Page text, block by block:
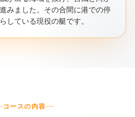
みました。その合間に港での停
している現役の艇です。
コースの内容